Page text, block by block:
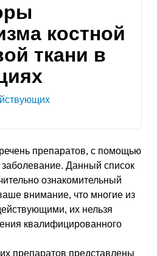
костной
ткани в
препаратов, с помощью
Данный список
ознакомительный
внимание, что многие из
их нельзя
квалифицированного
препаратов представлены